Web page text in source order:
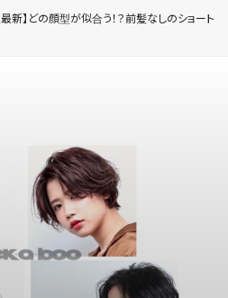
新】どの顔型が似合う！？前髪なしのショート